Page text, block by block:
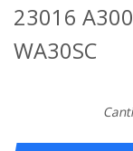
23016
WA30SC